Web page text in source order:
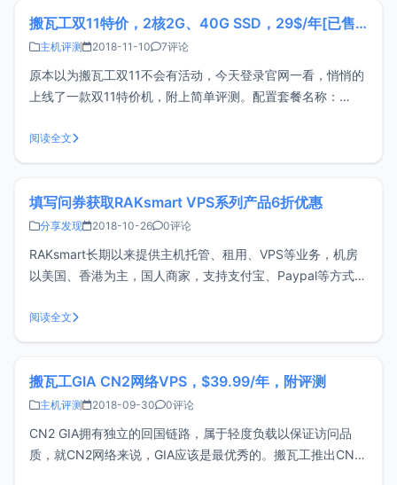
搬瓦工双11特价，2核2G、40G SSD，29$/年[已售罄]
主机评测 2018-11-10 7评论
原本以为搬瓦工双11不会有活动，今天登录官网一看，悄悄的
上线了一款双11特价机，附上简单评测。配置套餐名称：
V3CPU:2核内存：2G硬盘：40G SSD流量：1TB/月带宽
1Gbps共享价格：29$
阅读全文
填写问券获取RAKsmart VPS系列产品6折优惠
分享发现 2018-10-26 0评论
RAKsmart长期以来提供主机托管、租用、VPS等业务，机房
以美国、香港为主，国人商家，支持支付宝、Paypal等方式付
美国VPS限时65折，续费同价RAKsmart美国VPS CN2网络首
台半价RAKsmart三款美国VPS特价，低至9
阅读全文
搬瓦工GIA CN2网络VPS，$39.99/年，附评测
主机评测 2018-09-30 0评论
CN2 GIA拥有独立的回国链路，属于轻度负载以保证访问品
质，就CN2网络来说，GIA应该是最优秀的。搬瓦工推出CN2